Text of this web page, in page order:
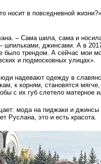
носит в повседневной
– Сама шила, сама и
шпильками, джинсами. А в
было трендом. А сейчас мои
и подмосковных улицах».
надевают одежду в
к корням, становятся
с их губ слетело матерное
мода на пиджаки и джинсы
Руслана, это и есть красота.